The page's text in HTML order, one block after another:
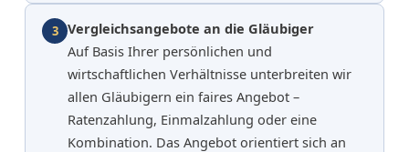
3 Vergleichsangebote an die Gläubiger
Auf Basis Ihrer persönlichen und
wirtschaftlichen Verhältnisse unterbreiten wir
allen Gläubigern ein faires Angebot –
Ratenzahlung, Einmalzahlung oder eine
Kombination. Das Angebot orientiert sich an